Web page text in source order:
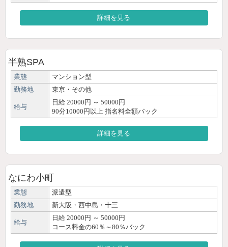
詳細を見る
半熟SPA
業態
マンション型
勤務地
東京・その他
給与
日給 20000円 ～ 50000円
90分10000円以上 指名料全額バック
詳細を見る
なにわ小町
業態
派遣型
勤務地
新大阪・西中島・十三
給与
日給 20000円 ～ 50000円
コース料金の60％～80％バック